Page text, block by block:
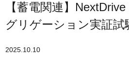
【蓄電関連】
グリゲーション実証試
2025.10.10